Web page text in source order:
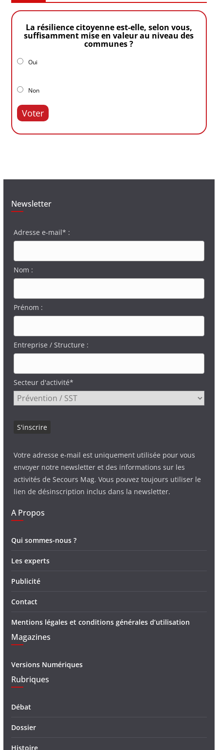
La résilience citoyenne est-elle, selon vous,
suffisamment mise en valeur au niveau des
communes ?
Oui
Non
Voter
Newsletter
Adresse e-mail* :
Nom :
Prénom :
Entreprise / Structure :
Secteur d'activité*
Votre adresse e-mail est uniquement utilisée pour vous
envoyer notre newsletter et des informations sur les
activités de Secours Mag. Vous pouvez toujours utiliser le
lien de désinscription inclus dans la newsletter.
A Propos
Qui sommes-nous ?
Les experts
Publicité
Contact
Mentions légales et conditions générales d’utilisation
Magazines
Versions Numériques
Rubriques
Débat
Dossier
Histoire